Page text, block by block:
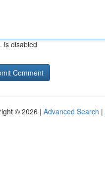
is disabled
© 2026 | Advanced Search |